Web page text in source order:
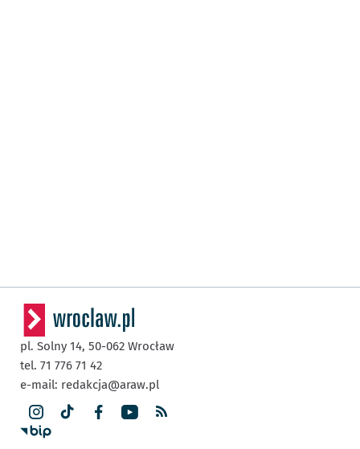
pl. Solny 14, 50-062 Wrocław
tel. 71 776 71 42
e-mail: redakcja@araw.pl